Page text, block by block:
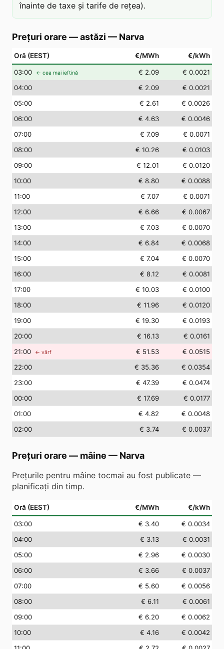
înainte de taxe și tarife de rețea).
Prețuri orare — astăzi — Narva
Oră (EEST) €/MWh €/kWh
03:00 ← cea mai ieftină € 2.09
€ 0.0021
04:00 € 2.09
€ 0.0021
05:00 € 2.61
€ 0.0026
06:00 € 4.63
€ 0.0046
07:00 € 7.09
€ 0.0071
08:00 € 10.26
€ 0.0103
09:00 € 12.01
€ 0.0120
10:00 € 8.80
€ 0.0088
11:00 € 7.07
€ 0.0071
12:00 € 6.66
€ 0.0067
13:00 € 7.03
€ 0.0070
14:00 € 6.84
€ 0.0068
15:00 € 7.04
€ 0.0070
16:00 € 8.12
€ 0.0081
17:00 € 10.03
€ 0.0100
18:00 € 11.96
€ 0.0120
19:00 € 19.30
€ 0.0193
20:00 € 16.13
€ 0.0161
21:00 ← vârf € 51.53
€ 0.0515
22:00 € 35.36
€ 0.0354
23:00 € 47.39
€ 0.0474
00:00 € 17.69
€ 0.0177
01:00 € 4.82
€ 0.0048
02:00 € 3.74 € 0.0037
Prețuri orare — mâine — Narva
Prețurile pentru mâine tocmai au fost publicate —
planificați din timp.
Oră (EEST) €/MWh €/kWh
03:00 € 3.40
€ 0.0034
04:00 € 3.13
€ 0.0031
05:00 € 2.96
€ 0.0030
06:00 € 3.66
€ 0.0037
07:00 € 5.60
€ 0.0056
08:00 € 6.11
€ 0.0061
09:00 € 6.20
€ 0.0062
10:00 € 4.16
€ 0.0042